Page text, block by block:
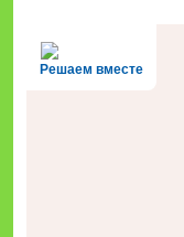
Решаем вместе